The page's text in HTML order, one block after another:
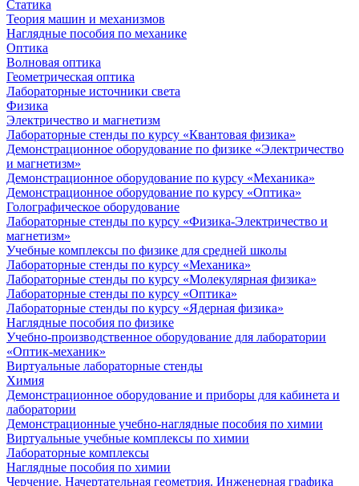
Статика
Теория машин и механизмов
Наглядные пособия по механике
Оптика
Волновая оптика
Геометрическая оптика
Лабораторные источники света
Физика
Электричество и магнетизм
Лабораторные стенды по курсу «Квантовая физика»
Демонстрационное оборудование по физике «Электричество
и магнетизм»
Демонстрационное оборудование по курсу «Механика»
Демонстрационное оборудование по курсу «Оптика»
Голографическое оборудование
Лабораторные стенды по курсу «Физика-Электричество и
магнетизм»
Учебные комплексы по физике для средней школы
Лабораторные стенды по курсу «Механика»
Лабораторные стенды по курсу «Молекулярная физика»
Лабораторные стенды по курсу «Оптика»
Лабораторные стенды по курсу «Ядерная физика»
Наглядные пособия по физике
Учебно-производственное оборудование для лаборатории
«Оптик-механик»
Виртуальные лабораторные стенды
Химия
Демонстрационное оборудование и приборы для кабинета и
лаборатории
Демонстрационные учебно-наглядные пособия по химии
Виртуальные учебные комплексы по химии
Лабораторные комплексы
Наглядные пособия по химии
Черчение. Начертательная геометрия. Инженерная графика